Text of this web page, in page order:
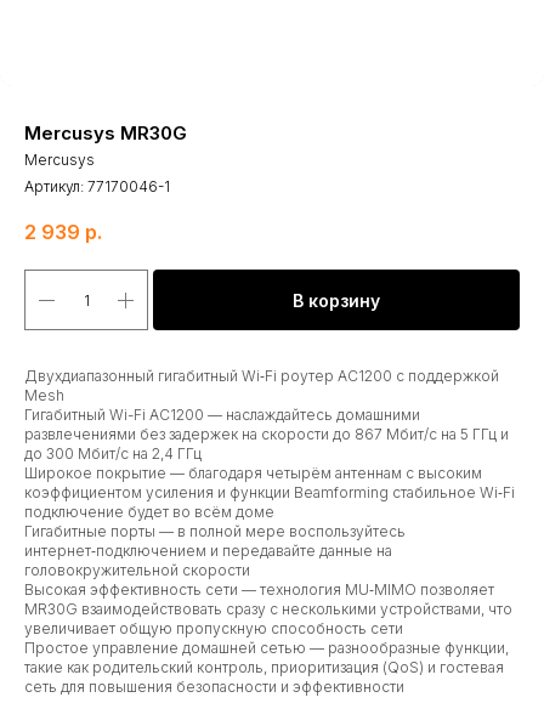
Mercusys MR30G
Mercusys
Артикул: 77170046-1
2 939 р.
В корзину
Двухдиапазонный гигабитный Wi‑Fi роутер AC1200 с поддержкой
Mesh
Гигабитный Wi-Fi AC1200 — наслаждайтесь домашними
развлечениями без задержек на скорости до 867 Мбит/с на 5 ГГц и
до 300 Мбит/с на 2,4 ГГц
Широкое покрытие — благодаря четырём антеннам с высоким
коэффициентом усиления и функции Beamforming стабильное Wi‑Fi
подключение будет во всём доме
Гигабитные порты — в полной мере воспользуйтесь
интернет‑подключением и передавайте данные на
головокружительной скорости
Высокая эффективность сети — технология MU‑MIMO позволяет
MR30G взаимодействовать сразу с несколькими устройствами, что
увеличивает общую пропускную способность сети
Простое управление домашней сетью — разнообразные функции,
такие как родительский контроль, приоритизация (QoS) и гостевая
сеть для повышения безопасности и эффективности